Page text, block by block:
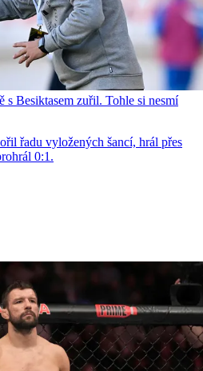
s Besiktasem zuřil. Tohle si nesmí
řadu vyložených šancí, hrál přes
0:1.